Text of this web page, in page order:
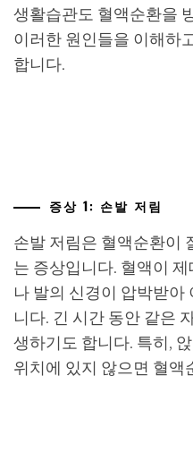
생활습관도 혈액순환을
이러한 원인들을 이해하
합니다.
증상 1: 손발 저림
손발 저림은 혈액순환이
는 증상입니다. 혈액이
나 발의 신경이 압박받
니다. 긴 시간 동안 같은
생하기도 합니다. 특히,
위치에 있지 않으면 혈액